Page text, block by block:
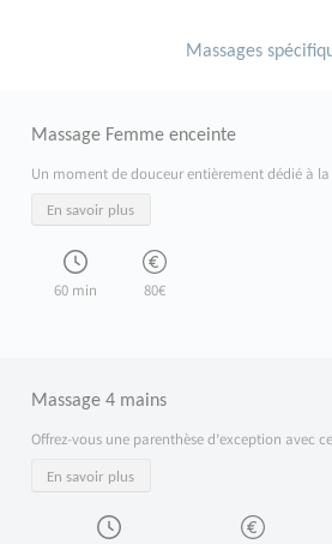
Massages
Massage Femme enceinte
Un moment de douceur entièrement dédié à
En savoir plus
60 min 80€
Massage 4 mains
Offrez-vous une parenthèse d’exception avec
En savoir plus